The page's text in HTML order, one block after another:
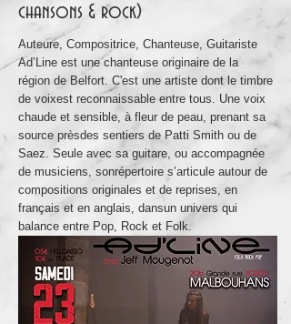
chansons & rock)
Auteure, Compositrice, Chanteuse, Guitariste
Ad’Line est une chanteuse originaire de la
région de Belfort. C'est une artiste dont le timbre
de voixest reconnaissable entre tous. Une voix
chaude et sensible, à fleur de peau, prenant sa
source prèsdes sentiers de Patti Smith ou de
Saez. Seule avec sa guitare, ou accompagnée
de musiciens, sonrépertoire s’articule autour de
compositions originales et de reprises, en
français et en anglais, dansun univers qui
balance entre Pop, Rock et Folk.